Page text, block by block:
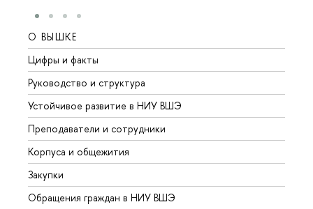
О ВЫШКЕ
Цифры и факты
Руководство и структура
Устойчивое развитие в НИУ ВШЭ
Преподаватели и сотрудники
Корпуса и общежития
Закупки
Обращения граждан в НИУ ВШЭ